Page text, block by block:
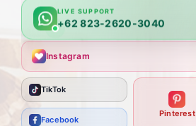
LIVE SUPPORT
+62 823-2620-3040
Instagram
TikTok
Facebook
Pinterest